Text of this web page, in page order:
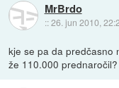
MrBrdo
::26. jun 2010,
kje se pa da predčasno
že 110.000 prednaročil?